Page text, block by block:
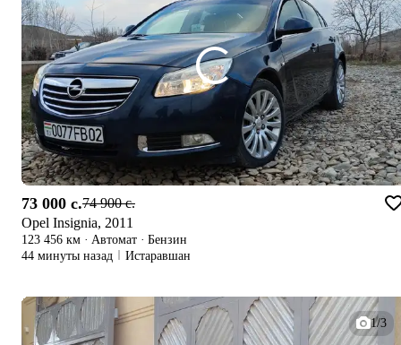
73 000 c.74 900 c.
Opel Insignia, 2011
123 456 км · Автомат · Бензин
44 минуты назад
Истаравшан
1/3